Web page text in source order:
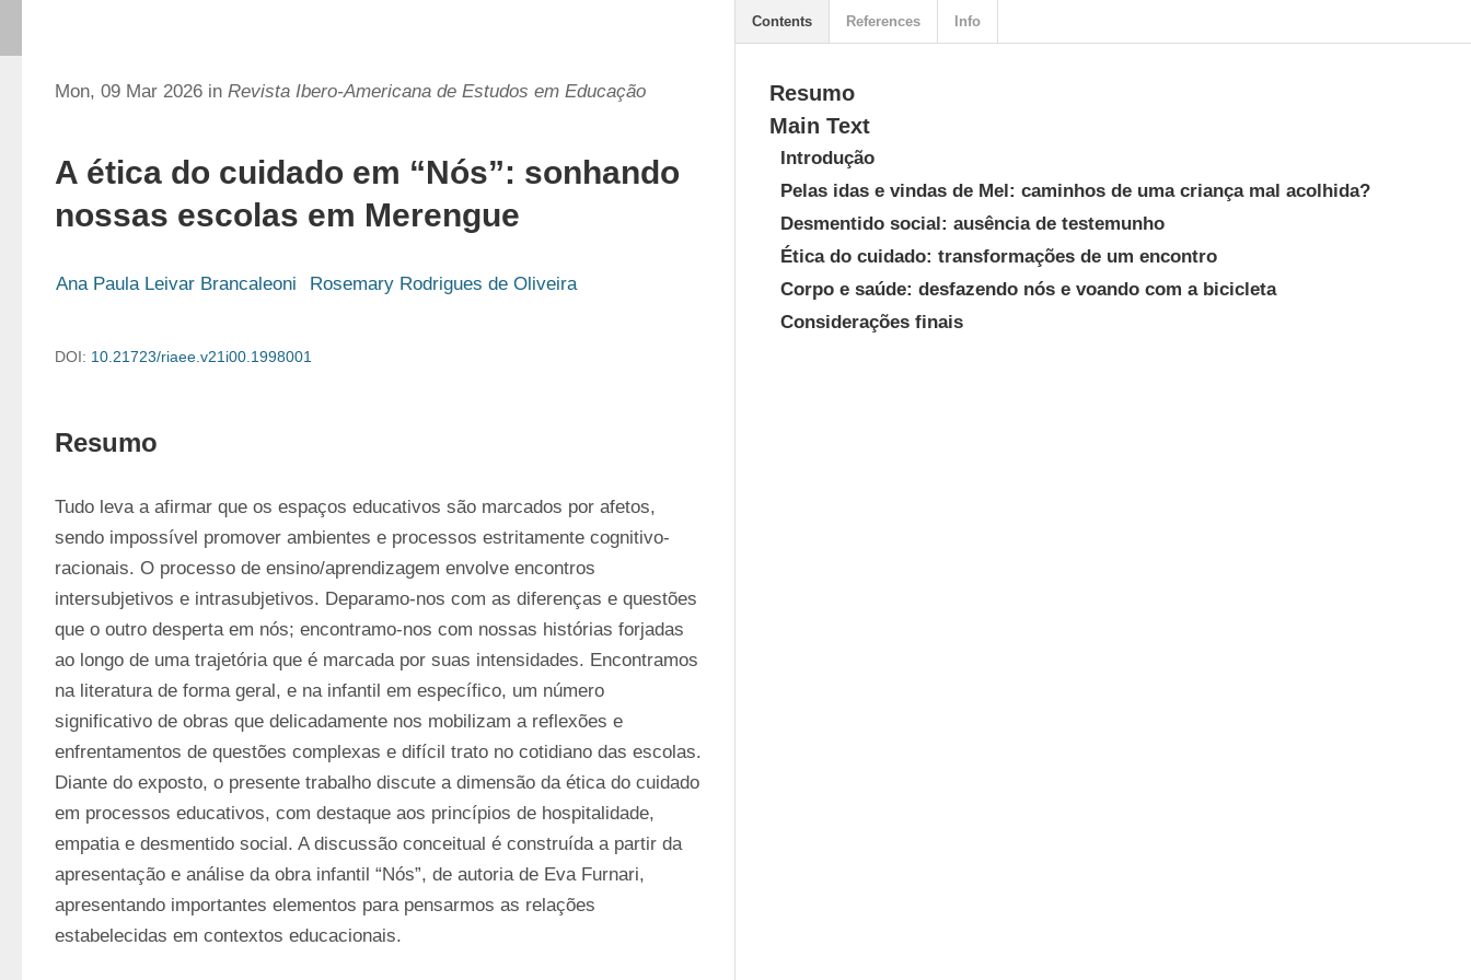
Mon, 09 Mar 2026 in Revista Ibero-Americana de Estudos em Educação
A ética do cuidado em “Nós”: sonhando
nossas escolas em Merengue
Ana Paula Leivar Brancaleoni Rosemary Rodrigues de Oliveira
DOI: 10.21723/riaee.v21i00.1998001
Resumo
Tudo leva a afirmar que os espaços educativos são marcados por afetos,
sendo impossível promover ambientes e processos estritamente cognitivo-
racionais. O processo de ensino/aprendizagem envolve encontros
intersubjetivos e intrasubjetivos. Deparamo-nos com as diferenças e questões
que o outro desperta em nós; encontramo-nos com nossas histórias forjadas
ao longo de uma trajetória que é marcada por suas intensidades. Encontramos
na literatura de forma geral, e na infantil em específico, um número
significativo de obras que delicadamente nos mobilizam a reflexões e
enfrentamentos de questões complexas e difícil trato no cotidiano das escolas.
Diante do exposto, o presente trabalho discute a dimensão da ética do cuidado
em processos educativos, com destaque aos princípios de hospitalidade,
empatia e desmentido social. A discussão conceitual é construída a partir da
apresentação e análise da obra infantil “Nós”, de autoria de Eva Furnari,
apresentando importantes elementos para pensarmos as relações
estabelecidas em contextos educacionais.
Resumo
Main Text
Introdução
Pelas idas e vindas de Mel: caminhos de uma criança mal acolhida?
Desmentido social: ausência de testemunho
Ética do cuidado: transformações de um encontro
Corpo e saúde: desfazendo nós e voando com a bicicleta
Considerações finais
Contents References Info